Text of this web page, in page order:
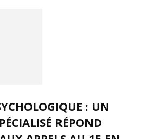
: UN
RÉPOND